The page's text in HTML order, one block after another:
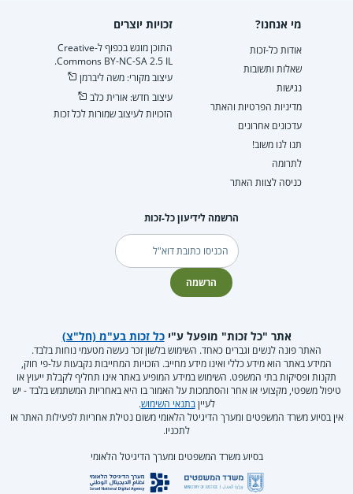
מי אנחנו?
אודות כל-זכות
שאלות ותשובות
נגישות
מדיניות הפרטיות והאתר
עדכונים אחרונים
תנו לנו משוב!
לתרומה
כניסה לצוות האתר
זכויות יוצרים
התוכן מוגש בכפוף ל-Creative
Commons BY-NC-SA 2.5 IL.
עיצוב מקורי: משה ליברמן
עיצוב חדש: אורית כלב
הזכויות לעיצוב שמורות לכל זכות
הרשמה לידיעון כל-זכות
דוא"ל
הרשמה
אתר "כל זכות" מופעל ע"יכל זכות בע"מ (חל"צ)
האתר פונה לנשים וגברים כאחד. השימוש בלשון זכר נעשה מטעמי נוחות בלבד.
המידע באתר הוא מידע כללי ואינו מידע מחייב. הזכויות המחייבות נקבעות על-פי חוק,
תקנות ופסיקות בתי המשפט. השימוש במידע המופיע באתר אינו תחליף לקבלת ייעוץ או
טיפול משפטי, מקצועי או אחר והסתמכות על האמור בו היא באחריות המשתמש בלבד - יש
לעייןבתנאי השימוש.
אין בסיוע משרד המשפטים ומערך הדיגיטל הלאומי משום נטילת אחריות לפעילות האתר או
לתכניו.
בסיוע משרד המשפטים ומערך הדיגיטל הלאומי